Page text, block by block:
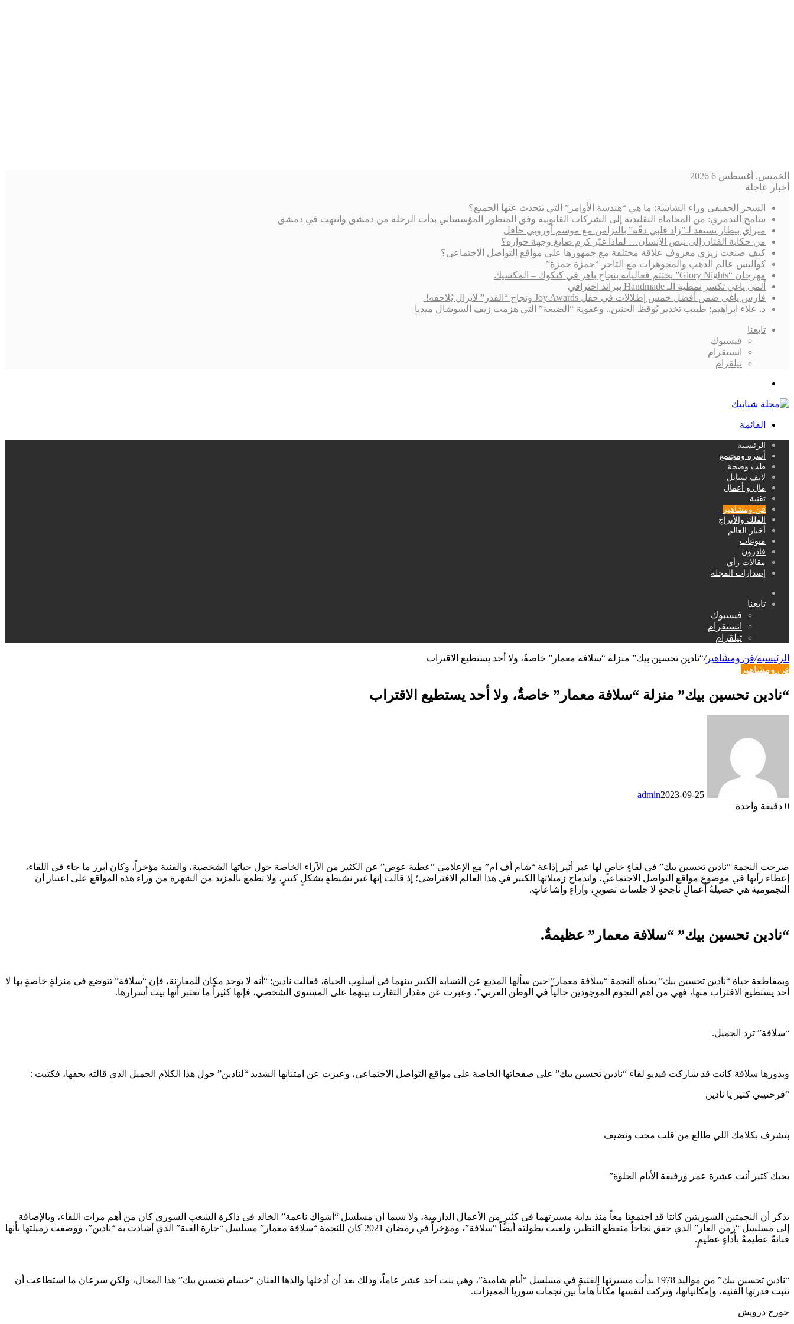
الخميس, أغسطس 6 2026
أخبار عاجلة
السحر الحقيقي وراء الشاشة: ما هي “هندسة الأوامر” التي يتحدث عنها الجميع؟
سامح التدمري: من المحاماة التقليدية إلى الشركات القانونية وفق المنظور المؤسساتي بدأت الرحلة من دمشق وانتهت في دمشق
ميراي بيطار تستعد لـ”زاد قلبي دقّة” بالتزامن مع موسم أوروبي حافل
من حكاية الفنان إلى نبض الإنسان… لماذا غيّر كرم صايغ وجهة حواره؟
كيف صنعت زيزي معروف علاقة مختلفة مع جمهورها على مواقع التواصل الاجتماعي؟
كواليس عالم الذهب والمجوهرات مع التاجر “حمزة حمزة”
مهرجان “Glory Nights” يختتم فعالياته بنجاح باهر في كنكوك – المكسيك
ألمى ياغي تكسر نمطية الـ Handmade ببراند احترافي
فارس ياغي ضمن أفضل خمس إطلالات في حفل Joy Awards ونجاح “القدر” لايزال يُلاحقه!
د. علاء ابراهيم: طبيب تخدير يُوقظ الحنين.. وعفوية “الضيعة” التي هزمت زيف السوشال ميديا
تابعنا
فيسبوك
انستقرام
تيلقرام
القائمة
الرئيسية
أسرة ومجتمع
طب وصحة
لايف ستايل
مال و أعمال
تقنية
فن ومشاهير
الفلك والأبراج
أخبار العالم
منوعات
قادرون
مقالات رأي
إصدارات المجلة
عن
تابعنا
فيسبوك
انستقرام
تيلقرام
الرئيسية/فن ومشاهير/“نادين تحسين بيك” منزلة “سلافة معمار” خاصةٌ، ولا أحد يستطيع الاقتراب
فن ومشاهير
“نادين تحسين بيك” منزلة “سلافة معمار” خاصةٌ، ولا أحد يستطيع الاقتراب
admin2023-09-25
0 دقيقة واحدة
صرحت النجمة “نادين تحسين بيك” في لقاءٍ خاصٍ لها عبر أثير إذاعة “شام أف أم” مع الإعلامي “عطية عوض” عن الكثير من الآراء الخاصة حول حياتها الشخصية، والفنية مؤخراً، وكان أبرز ما جاء في اللقاء،
إعطاء رأيها في موضوعِ مواقع التواصل الاجتماعي، واندماج زميلاتها الكبير في هذا العالم الافتراضي؛ إذ قالت إنها غير نشيطةٍ بشكلٍ كبيرٍ، ولا تطمع بالمزيد من الشهرة من وراء هذه المواقع على اعتبار أن
النجمومية هي حصيلةُ أعمالٍ ناجحةٍ لا جلسات تصويرٍ، وآراءٍ وإشاعاتٍ.
“نادين تحسين بيك” “سلافة معمار” عظيمةٌ.
وبمقاطعة حياة “نادين تحسين بيك” بحياة النجمة “سلافة معمار” حين سألها المذيع عن التشابه الكبير بينهما في أسلوب الحياة، فقالت نادين: “أنه لا يوجد مكان للمقارنة، فإن “سلافة” تتوضع في منزلةٍ خاصةٍ بها لا
أحد يستطيع الاقتراب منها، فهي من أهم النجوم الموجودين حالياً في الوطن العربي”، وعبرت عن مقدار التقارب بينهما على المستوى الشخصي، فإنها كثيراً ما تعتبر أنها بيت أسرارها.
“سلافة” ترد الجميل.
وبدورها سلافة كانت قد شاركت فيديو لقاء “نادين تحسين بيك” على صفحاتها الخاصة على مواقع التواصل الاجتماعي، وعبرت عن امتنانها الشديد “لنادين” حول هذا الكلام الجميل الذي قالته بحقها، فكتبت :
“فرحتيني كتير يا نادين
بتشرف بكلامك اللي طالع من قلب محب ونضيف
بحبك كتير أنت عشرة عمر ورفيقة الأيام الحلوة”
يذكر أن النجمتين السوريتين كانتا قد اجتمعتا معاً منذ بداية مسيرتهما في كثيرٍ من الأعمال الدارمية، ولا سيما أن مسلسل “أشواك ناعمة” الخالد في ذاكرة الشعب السوري كان من أهم مرات اللقاء، وبالإضافة
إلى مسلسل “زمن العار” الذي حقق نجاحاً منقطع النظير، ولعبت بطولته أيضاً “سلافة”، ومؤخراً في رمضان 2021 كان للنجمة “سلافة معمار” مسلسل “حارة القبة” الذي أشادت به “نادين”، ووصفت زميلتها بأنها
فنانةٌ عظيمةٌ بأداءٍ عظيمٍ.
“نادين تحسين بيك” من مواليد 1978 بدأت مسيرتها الفنية في مسلسل “أيام شامية”، وهي بنت أحد عشر عاماً، وذلك بعد أن أدخلها والدها الفنان “حسام تحسين بيك” هذا المجال، ولكن سرعان ما استطاعت أن
تثبت قدرتها الفنية، وإمكانياتها، وتركت لنفسها مكاناً هاماً بين نجمات سوريا المميزات.
جورج درويش